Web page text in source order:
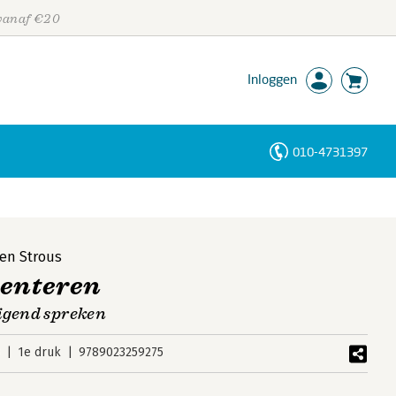
€20
Inloggen
010-4731397
Strous
spreken
1e druk 9789023259275
Personen